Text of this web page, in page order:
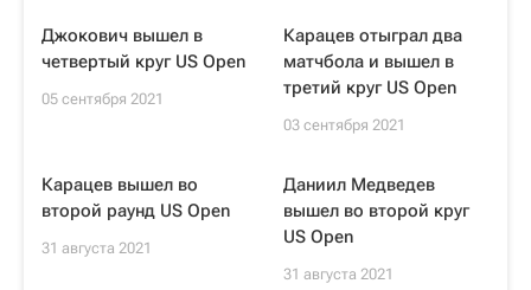
Джокович вышел в
четвертый круг US Open
05 сентября 2021
Карацев отыграл два
матчбола и вышел в
третий круг US Open
03 сентября 2021
Карацев вышел во
второй раунд US Open
31 августа 2021
Даниил Медведев
вышел во второй круг
US Open
31 августа 2021